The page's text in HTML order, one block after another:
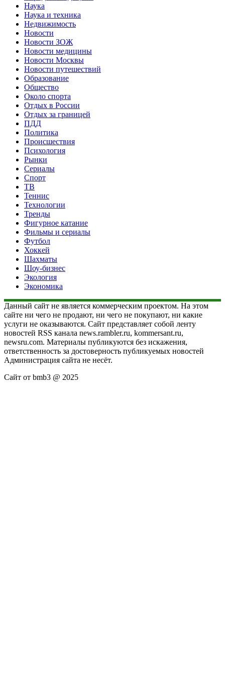
Наука
Наука и техника
Недвижимость
Новости
Новости ЗОЖ
Новости медицины
Новости Москвы
Новости путешествий
Образование
Общество
Около спорта
Отдых в России
Отдых за границей
ПДД
Политика
Происшествия
Психология
Рынки
Сериалы
Спорт
ТВ
Теннис
Технологии
Тренды
Фигурное катание
Фильмы и сериалы
Футбол
Хоккей
Шахматы
Шоу-бизнес
Экология
Экономика
Данный сайт не является коммерческим проектом. На этом
сайте ни чего не продают, ни чего не покупают, ни какие
услуги не оказываются. Сайт представляет собой ленту
новостей RSS канала news.rambler.ru, kommersant.ru,
newsru.com. Материалы публикуются без искажения,
ответственность за достоверность публикуемых новостей
Администрация сайта не несёт.
Сайт от bmb3 @ 2025